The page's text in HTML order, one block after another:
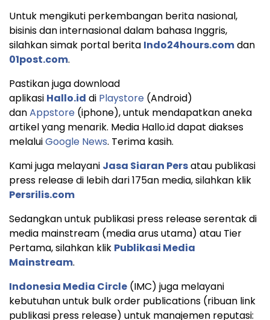
Untuk mengikuti perkembangan berita nasional,
bisinis dan internasional dalam bahasa Inggris,
silahkan simak portal berita Indo24hours.comdan
01post.com.
Pastikan juga download
aplikasi Hallo.id di Playstore (Android)
danAppstore (iphone), untuk mendapatkan aneka
artikel yang menarik. Media Hallo.id dapat diakses
melaluiGoogle News. Terima kasih.
Kami juga melayani Jasa Siaran Persatau publikasi
press release di lebih dari 175an media, silahkan klik
Persrilis.com
Sedangkan untuk publikasi press release serentak di
media mainstream (media arus utama) atau Tier
Pertama, silahkan klik Publikasi Media
Mainstream.
Indonesia Media Circle (IMC) juga melayani
kebutuhan untuk bulk order publications (ribuan link
publikasi press release) untuk manajemen reputasi: